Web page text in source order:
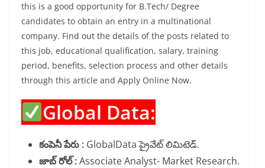
this is a good opportunity for B.Tech/ Degree
candidates to obtain an entry in a multinational
company. Find out the details of the posts related to
this job, educational qualification, salary, training
period, benefits, selection process and other details
through this article and Apply Online Now.
Global Data:
కంపెనీ పేరు : GlobalData ప్రైవేట్ లిమిటెడ్.
జాబ్ రోల్ :Associate Analyst- Market Research.